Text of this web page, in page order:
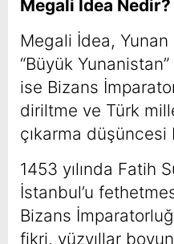
Megali İdea Nedir?
Megali İdea,
“Büyük
ise Bizans
diriltme ve Türk
çıkarma düşüncesi
1453 yılında Fatih
İstanbul’u
Bizans
fikri, yüzyıllar